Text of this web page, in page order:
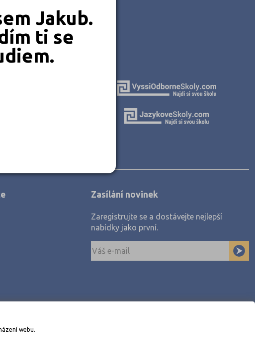
Jakub.
ti se
Zasílání novinek
Zaregistrujte se a dostávejte nejlepší
nabídky jako první.
webu.